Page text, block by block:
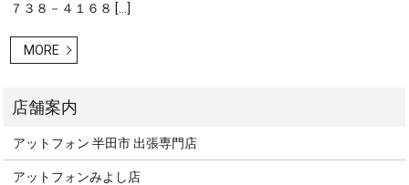
７３８－４１６８ […]
MORE
アットフォン 半田市 出張専門店
アットフォンみよし店